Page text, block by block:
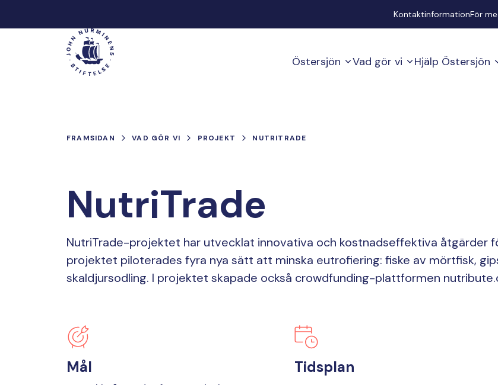
KontaktinformationFör
Main Östersjön Vad gör vi Hjälp Östersjön
FRAMSIDAN VAD GÖR VI PROJEKT NUTRITRADE
NutriTrade
NutriTrade-projektet har utvecklat innovativa och kostnadseffektiva åtgärder
projektet piloterades fyra nya sätt att minska eutrofiering: fiske av mörtfisk,
skaldjursodling. I projektet skapade också crowdfunding-plattformen
Mål Tidsplan